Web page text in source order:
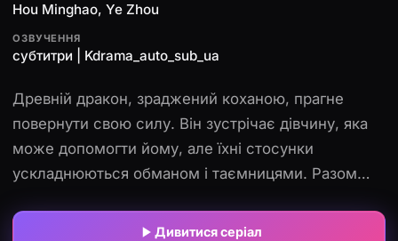
Hou Minghao, Ye Zhou
ОЗВУЧЕННЯ
субтитри | Kdrama_auto_sub_ua
Древній дракон, зраджений коханою, прагне
повернути свою силу. Він зустрічає дівчину, яка
може допомогти йому, але їхні стосунки
ускладнюються обманом і таємницями. Разом
Це історія про помсту, долю і кохання.
Дивитися серіал